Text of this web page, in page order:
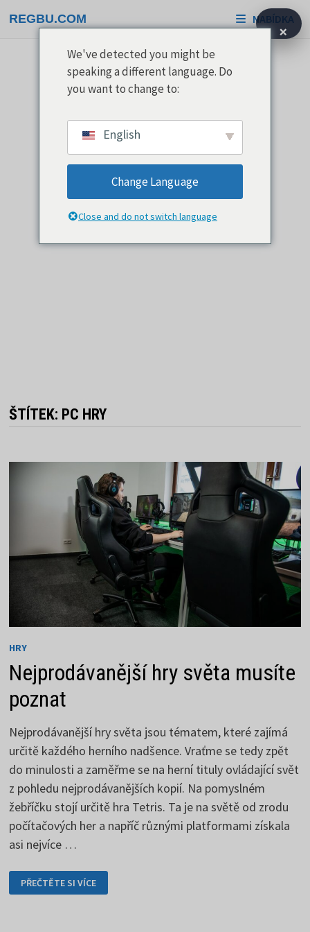
na
REGBU.COM NABÍDKA
ŠTÍTEK: PC HRY
HRY
Nejprodávanější hry světa musíte
poznat
Nejprodávanější hry světa jsou tématem, které zajímá
určitě každého herního nadšence. Vraťme se tedy zpět
do minulosti a zaměřme se na herní tituly ovládající svět
z pohledu nejprodávanějších kopií. Na pomyslném
žebříčku stojí určitě hra Tetris. Ta je na světě od zrodu
počítačových her a napříč různými platformami získala
asi nejvíce …
NEJPRODÁVANĚJŠÍ
HRY
SVĚTA
PŘEČTĚTE SI VÍCE
×
We've detected you might be
speaking a different language. Do
you want to change to:
English
Change Language
Close and do not switch language